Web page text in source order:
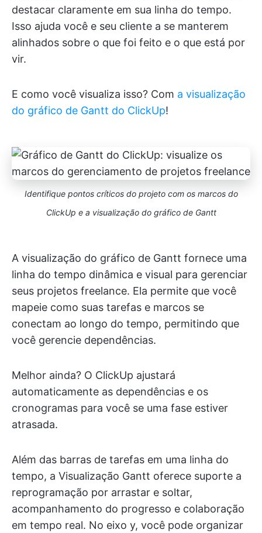
destacar claramente em sua linha do tempo.
Isso ajuda você e seu cliente a se manterem
alinhados sobre o que foi feito e o que está por
vir.
E como você visualiza isso? Com a visualização
do gráfico de Gantt do ClickUp!
Identifique pontos críticos do projeto com os marcos do
ClickUp e a visualização do gráfico de Gantt
A visualização do gráfico de Gantt fornece uma
linha do tempo dinâmica e visual para gerenciar
seus projetos freelance. Ela permite que você
mapeie como suas tarefas e marcos se
conectam ao longo do tempo, permitindo que
você gerencie dependências.
Melhor ainda? O ClickUp ajustará
automaticamente as dependências e os
cronogramas para você se uma fase estiver
atrasada.
Além das barras de tarefas em uma linha do
tempo, a Visualização Gantt oferece suporte a
reprogramação por arrastar e soltar,
acompanhamento do progresso e colaboração
em tempo real. No eixo y, você pode organizar